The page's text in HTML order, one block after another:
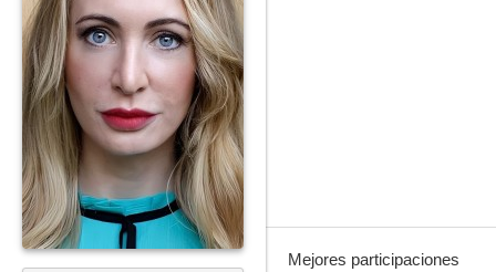
Mejores participaciones